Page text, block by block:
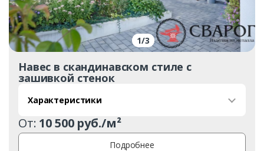
1/3
Навес в скандинавском стиле с
зашивкой стенок
Характеристики
От: 10 500 руб./м²
Подробнее